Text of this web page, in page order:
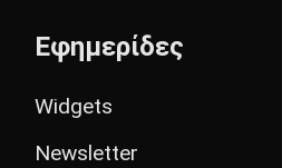
Εφημερίδες
Widgets
Newsletter